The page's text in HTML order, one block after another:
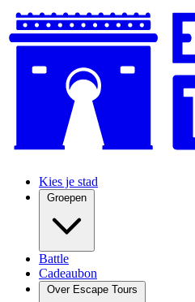
Kies je stad
Groepen
Battle
Cadeaubon
Over Escape Tours